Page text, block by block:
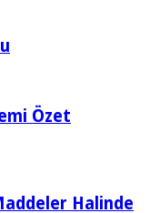
Özet
Halinde